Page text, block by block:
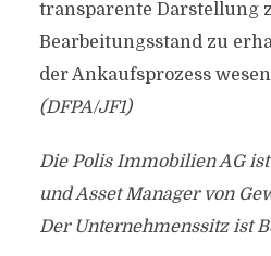
transparente Darstellung
Bearbeitungsstand zu
der Ankaufsprozess
(DFPA/JF1)
Die Polis Immobilien AG
und Asset Manager von
Der Unternehmenssitz ist